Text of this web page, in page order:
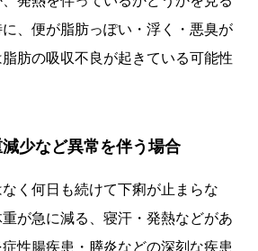
、便が脂肪っぽい・浮く・悪臭が
肪の吸収不良が起きている可能性
少など異常を伴う場合
く何日も続けて下痢が止まらな
が急に減る、寝汗・発熱などがあ
性腸疾患・膵炎などの深刻な疾患